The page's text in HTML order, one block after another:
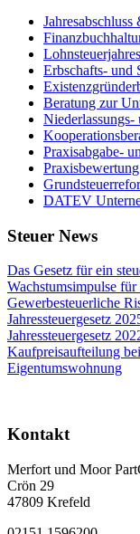
Erbschafts- und
Beratung zur
Niederlassungs-
Praxisabgabe-
Praxisbewertung
DATEV
Steuer News
Das Gesetz für ein
Wachstumsimpulse
Gewerbesteuerliche
Jahressteuergesetz
Jahressteuergesetz
Kaufpreisaufteilung
Eigentumswohnung
Kontakt
Merfort und Moor
Crön 29
47809 Krefeld